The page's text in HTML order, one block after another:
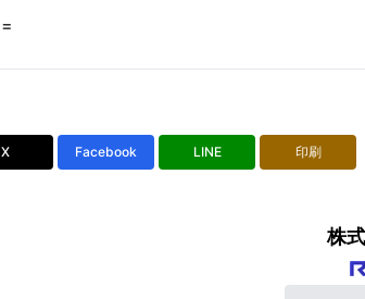
=
X Facebook LINE 印刷
株